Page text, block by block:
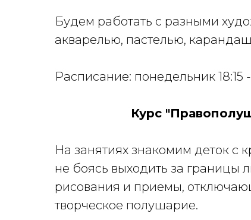
Будем работать с разными
акварелью, пастелью,
Расписание: понедельник 18:15 -
Курс
На занятиях знакомим деток с
не боясь выходить за границы
рисования и приемы,
творческое полушарие.